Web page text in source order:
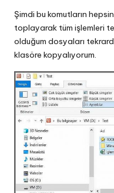
Şimdi bu komutların
toplayarak tüm işlemleri
olduğum dosyaları
klasöre kopyalıyorum.